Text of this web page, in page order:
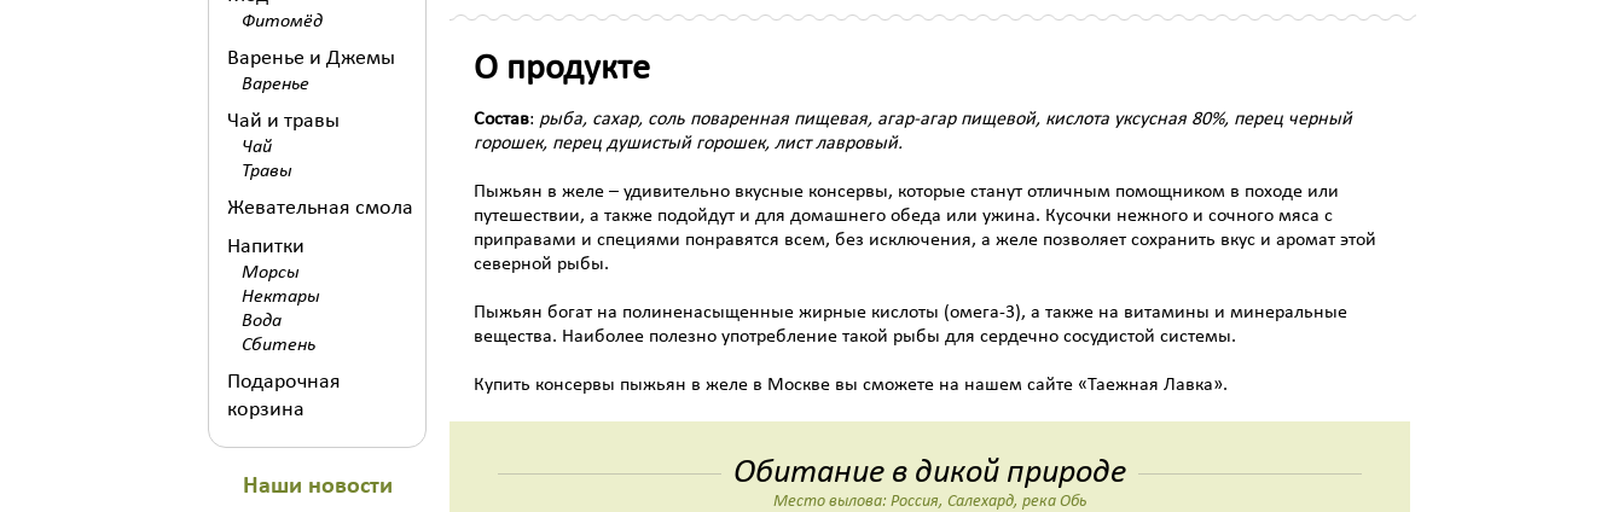
Фитомёд
Варенье и Джемы
Варенье
Чай и травы
Чай
Травы
Жевательная смола
Напитки
Морсы
Нектары
Вода
Сбитень
Подарочная
корзина
Наши новости
О продукте
Состав: рыба, сахар, соль поваренная пищевая, агар-агар пищевой, кислота уксусная 80%, перец черный
горошек, перец душистый горошек, лист лавровый.
Пыжьян в желе – удивительно вкусные консервы, которые станут отличным помощником в походе или
путешествии, а также подойдут и для домашнего обеда или ужина. Кусочки нежного и сочного мяса с
приправами и специями понравятся всем, без исключения, а желе позволяет сохранить вкус и аромат этой
северной рыбы.
Пыжьян богат на полиненасыщенные жирные кислоты (омега-3), а также на витамины и минеральные
вещества. Наиболее полезно употребление такой рыбы для сердечно сосудистой системы.
Купить консервы пыжьян в желе в Москве вы сможете на нашем сайте «Таежная Лавка».
Обитание в дикой природе
Место вылова: Россия, Салехард, река Обь